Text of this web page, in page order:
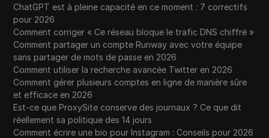
ChatGPT est à pleine capacité en ce moment : 7 correctifs
pour 2026
Comment corriger « Ce réseau bloque le trafic DNS chiffré »
Comment partager un compte Runway avec votre équipe
sans partager de mots de passe en 2026
Comment utiliser la recherche avancée Twitter en 2026
Comment gérer plusieurs comptes en ligne de manière sûre
et efficace en 2026
Est-ce que ProxySite conserve des journaux ? Ce que dit
réellement sa politique des 14 jours
Comment écrire une bio pour Instagram : Conseils pour 2026